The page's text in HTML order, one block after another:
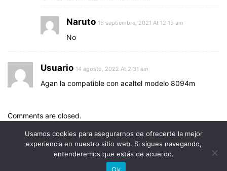
Naruto 16 septiembre, 2021 At 12:19 am
No
Usuario 14 agosto, 2022 At 2:31 am
Agan la compatible con acaltel modelo 8094m
Comments are closed.
© Uptodown Technologies SL |
Usamos cookies para asegurarnos de ofrecerte la mejor
experiencia en nuestro sitio web. Si sigues navegando,
entenderemos que estás de acuerdo.
Ok